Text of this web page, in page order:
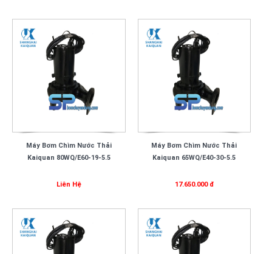
Máy Bơm Chìm Nước Thải
Kaiquan 80WQ/E60-19-5.5
Liên Hệ
Máy Bơm Chìm Nước Thải
Kaiquan 65WQ/E40-30-5.5
17.650.000 đ